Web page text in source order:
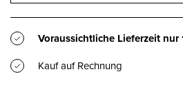
Voraussichtliche Lieferzeit nur
Kauf auf Rechnung